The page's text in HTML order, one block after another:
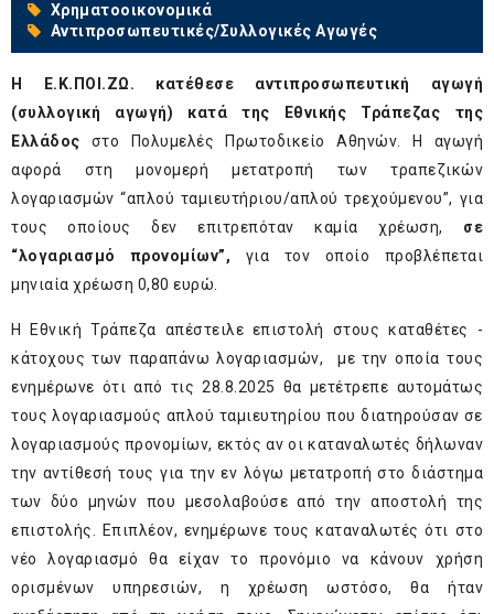
Χρηματοοικονομικά
Αντιπροσωπευτικές/Συλλογικές Αγωγές
Η Ε.Κ.ΠΟΙ.ΖΩ. κατέθεσε αντιπροσωπευτική αγωγή
(συλλογική αγωγή) κατά της Εθνικής Τράπεζας της
Ελλάδος στο Πολυμελές Πρωτοδικείο Αθηνών. Η αγωγή
αφορά στη μονομερή μετατροπή των τραπεζικών
λογαριασμών “απλού ταμιευτήριου/απλού τρεχούμενου”, για
τους οποίους δεν επιτρεπόταν καμία χρέωση, σε
“λογαριασμό προνομίων”, για τον οποίο προβλέπεται
μηνιαία χρέωση 0,80 ευρώ.
Η Εθνική Τράπεζα απέστειλε επιστολή στους καταθέτες -
κάτοχους των παραπάνω λογαριασμών, με την οποία τους
ενημέρωνε ότι από τις 28.8.2025 θα μετέτρεπε αυτομάτως
τους λογαριασμούς απλού ταμιευτηρίου που διατηρούσαν σε
λογαριασμούς προνομίων, εκτός αν οι καταναλωτές δήλωναν
την αντίθεσή τους για την εν λόγω μετατροπή στο διάστημα
των δύο μηνών που μεσολαβούσε από την αποστολή της
επιστολής. Επιπλέον, ενημέρωνε τους καταναλωτές ότι στο
νέο λογαριασμό θα είχαν το προνόμιο να κάνουν χρήση
ορισμένων υπηρεσιών, η χρέωση ωστόσο, θα ήταν